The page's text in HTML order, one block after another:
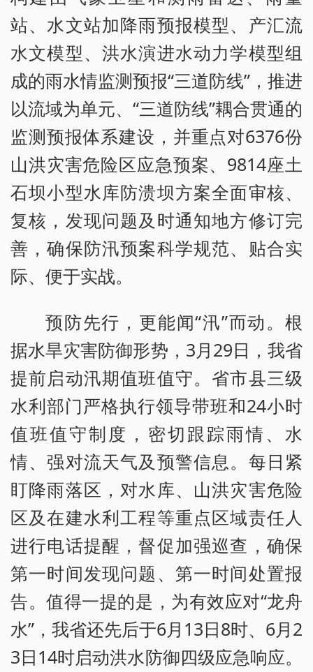
站、水文站加降雨预报模型、产汇流
水文模型、洪水演进水动力学模型组
成的雨水情监测预报“三道防线”，推进
以流域为单元、“三道防线”耦合贯通的
监测预报体系建设，并重点对6376份
山洪灾害危险区应急预案、9814座土
石坝小型水库防溃坝方案全面审核、
复核，发现问题及时通知地方修订完
善，确保防汛预案科学规范、贴合实
际、便于实战。
预防先行，更能闻“汛”而动。根
据水旱灾害防御形势，3月29日，我省
提前启动汛期值班值守。省市县三级
水利部门严格执行领导带班和24小时
值班值守制度，密切跟踪雨情、水
情、强对流天气及预警信息。每日紧
盯降雨落区，对水库、山洪灾害危险
区及在建水利工程等重点区域责任人
进行电话提醒，督促加强巡查，确保
第一时间发现问题、第一时间处置报
告。值得一提的是，为有效应对“龙舟
水”，我省还先后于6月13日8时、6月2
3日14时启动洪水防御四级应急响应。